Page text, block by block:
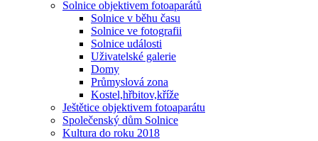
Solnice objektivem fotoaparátů
Solnice v běhu času
Solnice ve fotografii
Solnice události
Uživatelské galerie
Domy
Průmyslová zona
Kostel,hřbitov,kříže
Ještětice objektivem fotoaparátu
Společenský dům Solnice
Kultura do roku 2018